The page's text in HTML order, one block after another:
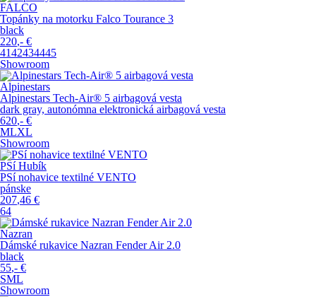
FALCO
Topánky na motorku Falco Tourance 3
black
220,- €
4142434445
Showroom
Alpinestars
Alpinestars Tech-Air® 5 airbagová vesta
dark gray, autonómna elektronická airbagová vesta
620,- €
MLXL
Showroom
PSí Hubík
PSí nohavice textilné VENTO
pánske
207,46 €
64
Nazran
Dámské rukavice Nazran Fender Air 2.0
black
55,- €
SML
Showroom